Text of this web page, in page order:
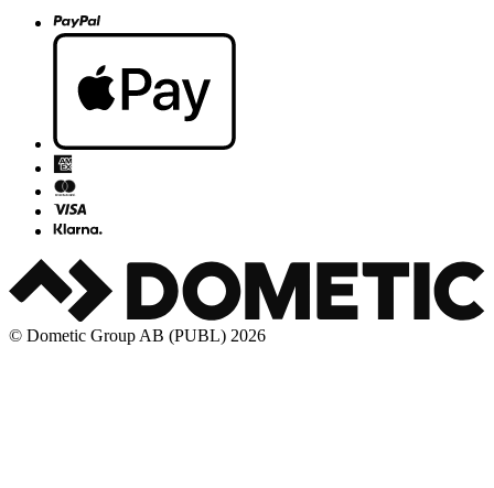
© Dometic Group AB (PUBL) 2026